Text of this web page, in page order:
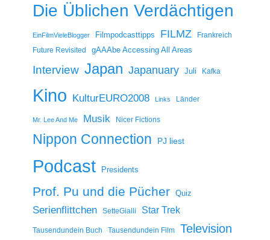
Die Üblichen Verdächtigen
EinFilmVieleBlogger Filmpodcasttipps FILMZ
Frankreich
Future Revisited
gAAAbe Accessing All Areas
Interview Japan Japanuary Juli Kafka
Kino KulturEURO2008 Links Länder
Mr. Lee And Me Musik Nicer Fictions
Nippon Connection PJ liest
Podcast Presidents
Prof. Pu und die Pücher Quiz
Serienflittchen SetteGialli Star Trek
Tausendundein Buch Tausendundein Film Television